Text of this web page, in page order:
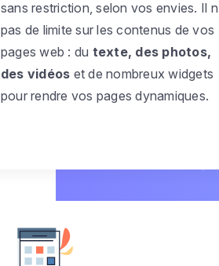
sans restriction, selon vos envies. Il
pas de limite sur les contenus de vos
pages web : du texte, des photos,
des vidéos et de nombreux widgets
pour rendre vos pages dynamiques.